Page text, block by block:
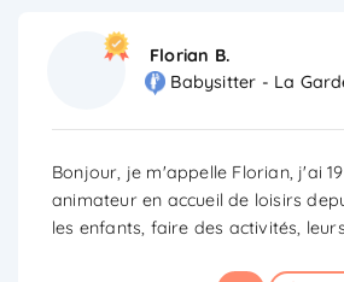
Florian B.
Babysitter - La
Bonjour, je m'appelle Florian, j'ai
animateur en accueil de loisirs
les enfants, faire des activités,